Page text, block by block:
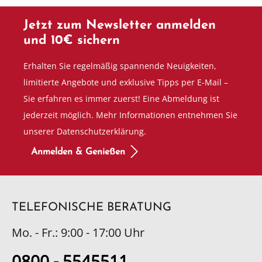
Jetzt zum Newsletter anmelden
und 10€ sichern
Erhalten Sie regelmäßig spannende Neuigkeiten,
limitierte Angebote und exklusive Tipps per E-Mail –
Sie erfahren es immer zuerst! Eine Abmeldung ist
jederzeit möglich. Mehr Informationen entnehmen Sie
unserer Datenschutzerklärung.
Anmelden & Genießen
TELEFONISCHE BERATUNG
Mo. - Fr.: 9:00 - 17:00 Uhr